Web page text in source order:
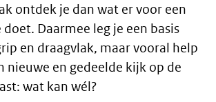
ontdek je dan wat er voor een
Daarmee leg je een basis
en draagvlak, maar vooral help
nieuwe en gedeelde kijk op de
wat kan wél?